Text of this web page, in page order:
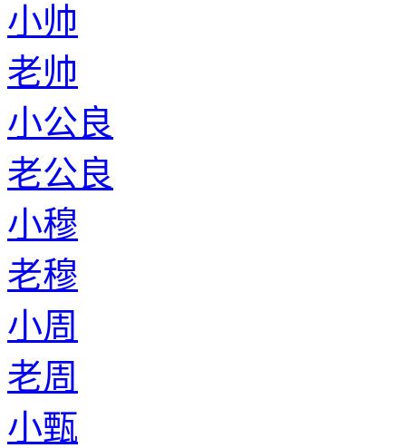
小帅
老帅
小公良
老公良
小穆
老穆
小周
老周
小甄